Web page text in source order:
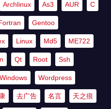
Archlinux As3 AUR C
Gentoo
Linux Md5 ME722
Qt Root Ssh
Windows Wordpress
去广告 名言 天之痕